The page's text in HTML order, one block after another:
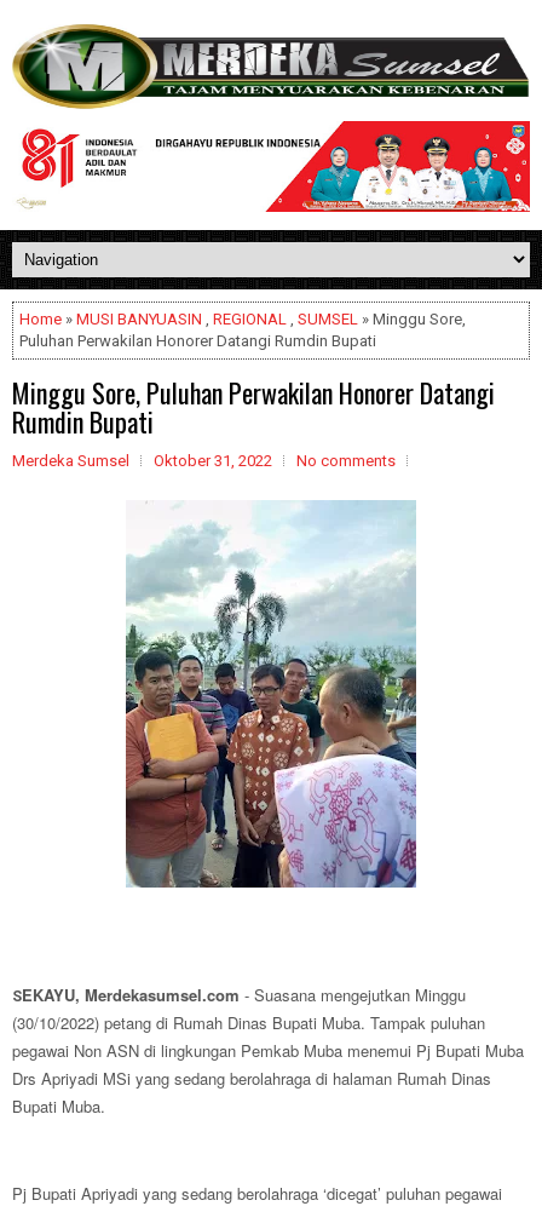
Home » MUSI BANYUASIN , REGIONAL , SUMSEL » Minggu Sore,
Puluhan Perwakilan Honorer Datangi Rumdin Bupati
Minggu Sore, Puluhan Perwakilan Honorer Datangi
Rumdin Bupati
Merdeka Sumsel Oktober 31, 2022 No comments
SEKAYU, Merdekasumsel.com - Suasana mengejutkan Minggu
(30/10/2022) petang di Rumah Dinas Bupati Muba. Tampak puluhan
pegawai Non ASN di lingkungan Pemkab Muba menemui Pj Bupati Muba
Drs Apriyadi MSi yang sedang berolahraga di halaman Rumah Dinas
Bupati Muba.
Pj Bupati Apriyadi yang sedang berolahraga ‘dicegat’ puluhan pegawai